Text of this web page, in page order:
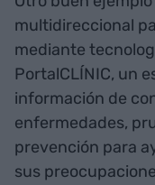
multidireccional
mediante
PortalCLÍNIC, un
información de
enfermedades,
prevención para
sus